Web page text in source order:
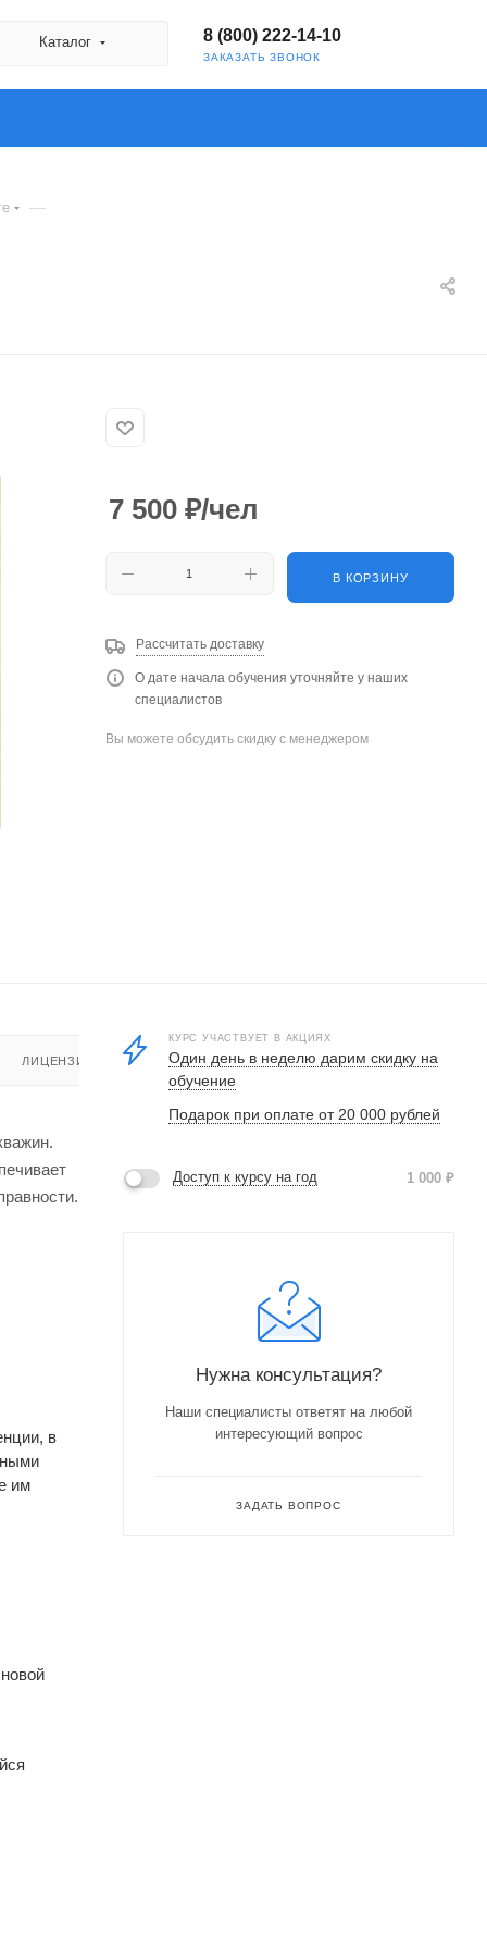
Каталог 8 (800) 222-14-10
ЗАКАЗАТЬ ЗВОНОК
—
7 500 ₽/чел
В КОРЗИНУ
Рассчитать доставку
О дате начала обучения уточняйте у наших
специалистов
Вы можете обсудить скидку с менеджером
ЛИЦЕНЗИЯ
в
им
КУРС УЧАСТВУЕТ В АКЦИЯХ
Один день в неделю дарим скидку на
обучение
Подарок при оплате от 20 000 рублей
Доступ к курсу на год 1 000 ₽
Нужна консультация?
Наши специалисты ответят на любой
интересующий вопрос
ЗАДАТЬ ВОПРОС